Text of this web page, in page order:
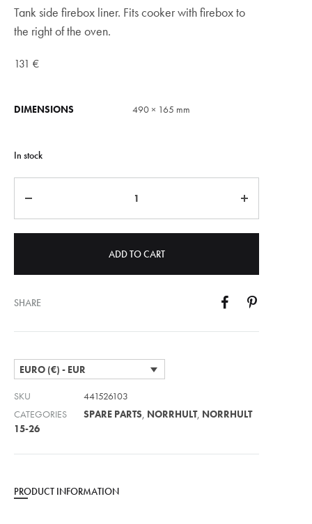
Tank side firebox liner. Fits cooker with firebox to
the right of the oven.
131 €
DIMENSIONS 490 × 165 mm
In stock
ADD TO CART
SHARE
EURO (€) - EUR
SKU
441526103
CATEGORIES
SPARE PARTS NORRHULT, NORRHULT
15-26
PRODUCT INFORMATION